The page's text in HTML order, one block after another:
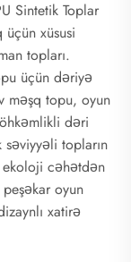
Sintetik Toplar
xüsusi
topları.
üçün dəriyə
məşq topu, oyun
dəri
topların
ekoloji cəhətdən
oyun
xatirə